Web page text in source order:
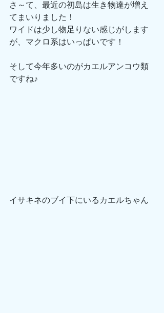
さ～て、最近の初島は生き物達が増え
てまいりました！
ワイドは少し物足りない感じがします
が、マクロ系はいっぱいです！
そして今年多いのがカエルアンコウ類
ですね♪
イサキネのブイ下にいるカエルちゃん